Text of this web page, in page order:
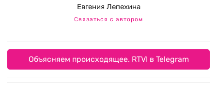
Евгения Лепехина
Связаться с автором
Объясняем происходящее. RTVI в Telegram